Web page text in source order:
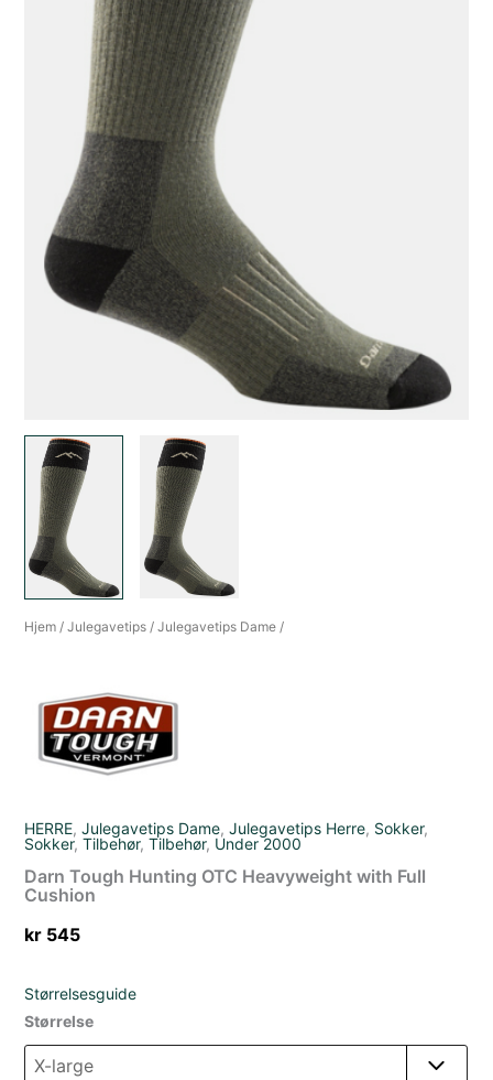
Hjem /Julegavetips /Julegavetips Dame /
HERRE,Julegavetips Dame,Julegavetips Herre, Sokker,
Sokker,Tilbehør,Tilbehør, Under 2000
Darn Tough Hunting OTC Heavyweight with Full
Cushion
kr 545
Størrelsesguide
Størrelse